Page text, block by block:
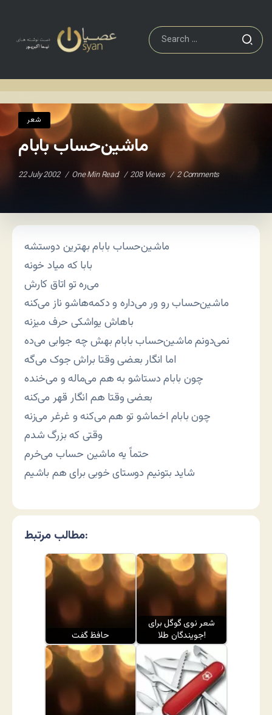
شعر
ماشین‌حساب بابام
22 July 2002 One Min Read 208 Views 2 Comments
ماشین‌حساب بابام بهترین دوستشه
بابا که میاد خونه
می‌ره تو اتاق کارش
ماشین‌حساب رو ور می‌داره و دکمه‌هاشو ناز می‌کنه
باهاش یواشکی حرف میزنه
نمی‌دونم ماشین‌حساب بابام بهش چه جوابی می‌ده
اما انگار بعضی وقتا براش جوک می‌گه
چون بابام دستاشو به هم می‌ماله و می‌خنده
بعضی وقتا هم انگار قهر می‌کنه
چون بابام اخماشو تو هم می‌کنه و غرغر می‌زنه
وقتی که بزرگ شدم
حتماً یه ماشین حساب می‌خرم
شاید بتونیم دوستای خوبی برای هم باشیم
مطالب مرتبط:
حافظ گفت
شعر نوی گوگل برای
جویندگان طلا!